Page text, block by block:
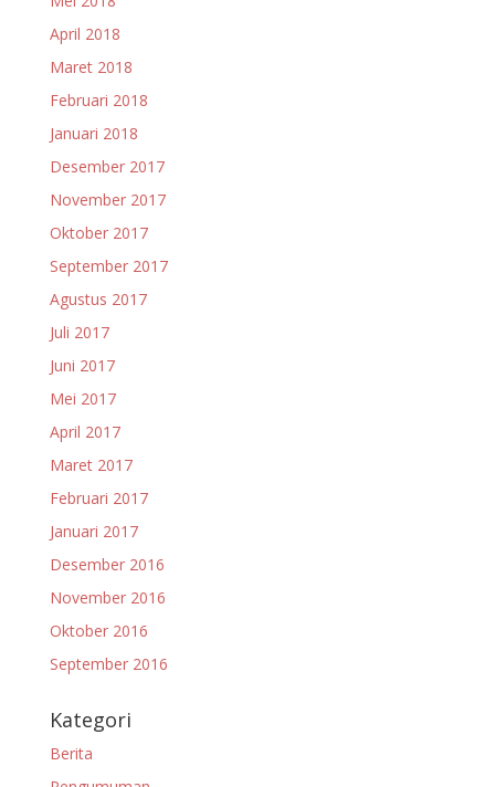
April 2018
Maret 2018
Februari 2018
Januari 2018
Desember 2017
November 2017
Oktober 2017
September 2017
Agustus 2017
Juli 2017
Juni 2017
Mei 2017
April 2017
Maret 2017
Februari 2017
Januari 2017
Desember 2016
November 2016
Oktober 2016
September 2016
Kategori
Berita